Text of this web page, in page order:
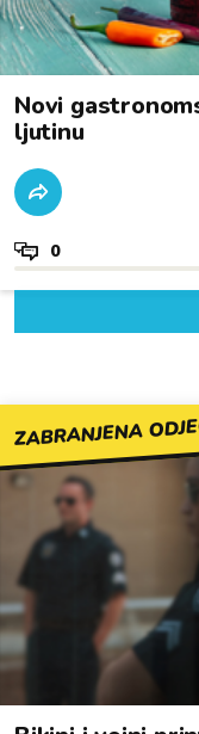
Novi
ljutinu
0
ZABRANJENA